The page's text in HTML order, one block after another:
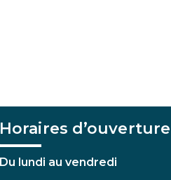
Horaires d’ouverture
Du lundi au vendredi